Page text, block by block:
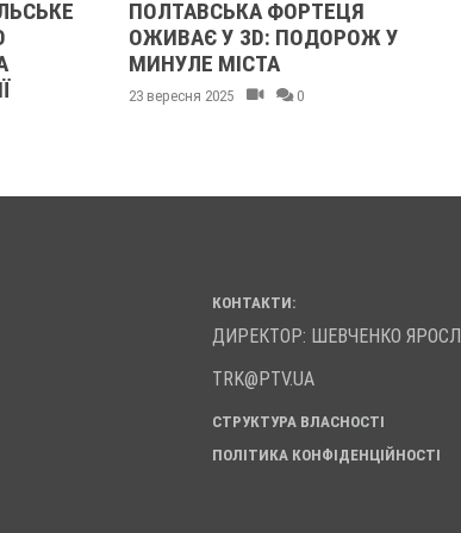
ФОРТЕЦЯ
У 3D: ПОДОРОЖ У
ЯК ПОЛТАВСЬКІ
ЛИСТІВКИ
ЄВРОПУ ТА СТАЛИ
ВІЗУАЛЬНИМ
КОНТАКТИ:
ДИРЕКТОР: ШЕВЧЕНКО
TRK@PTV.UA
СТРУКТУРА ВЛАСНОСТІ
ПОЛІТИКА КОНФІДЕНЦІЙНОСТІ